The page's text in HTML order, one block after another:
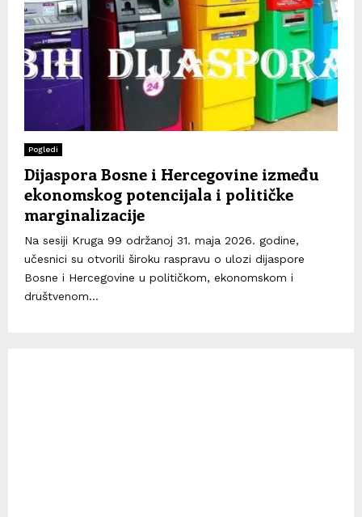
Pogledi
Dijaspora Bosne i Hercegovine između
ekonomskog potencijala i političke
marginalizacije
Na sesiji Kruga 99 održanoj 31. maja 2026. godine,
učesnici su otvorili široku raspravu o ulozi dijaspore
Bosne i Hercegovine u političkom, ekonomskom i
društvenom...